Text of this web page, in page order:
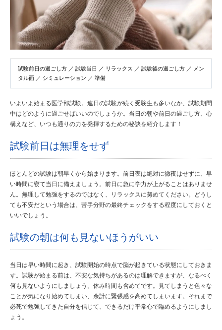
試験前日の過ごし方 ／ 試験当日 ／ リラックス ／ 試験後の過ごし方 ／ メン
タル面 ／ シミュレーション ／ 準備
いよいよ始まる医学部試験。連日の試験が続く受験生も多いなか、試験期間
中はどのように過ごせばいいのでしょうか。当日の朝や前日の過ごし方、心
構えなど、いつも通りの力を発揮するための秘訣を紹介します！
試験前日は無理をせず
ほとんどの試験は朝早くから始まります。前日夜は絶対に徹夜はせずに、早
い時間に寝て当日に備えましょう。前日に急に学力が上がることはありませ
ん。無理して勉強をするのではなく、リラックスに努めてください。どうし
ても不安だという場合は、苦手分野の最終チェックをする程度にしておくと
いいでしょう。
試験の朝は何も見ないほうがいい
当日は早い時間に起き、試験開始の時点で脳が起きている状態にしておきま
す。試験が始まる前は、不安な気持ちがあるのは理解できますが、なるべく
何も見ないようにしましょう。休み時間も含めてです。見てしまうと色々な
ことが気になり始めてしまい、余計に緊張感を高めてしまいます。それまで
必死で勉強してきた自分を信じて、できるだけ平常心で臨めるようにしまし
ょう。